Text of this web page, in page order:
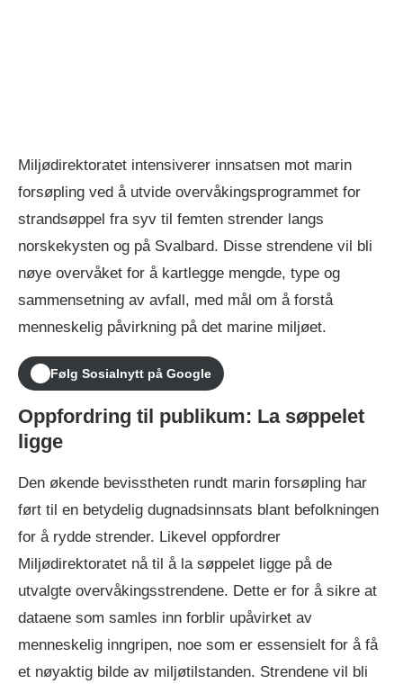
Miljødirektoratet intensiverer innsatsen mot marin
forsøpling ved å utvide overvåkingsprogrammet for
strandsøppel fra syv til femten strender langs
norskekysten og på Svalbard. Disse strendene vil bli
nøye overvåket for å kartlegge mengde, type og
sammensetning av avfall, med mål om å forstå
menneskelig påvirkning på det marine miljøet.
Følg Sosialnytt på Google
Oppfordring til publikum: La søppelet
ligge
Den økende bevisstheten rundt marin forsøpling har
ført til en betydelig dugnadsinnsats blant befolkningen
for å rydde strender. Likevel oppfordrer
Miljødirektoratet nå til å la søppelet ligge på de
utvalgte overvåkingsstrendene. Dette er for å sikre at
dataene som samles inn forblir upåvirket av
menneskelig inngripen, noe som er essensielt for å få
et nøyaktig bilde av miljøtilstanden. Strendene vil bli